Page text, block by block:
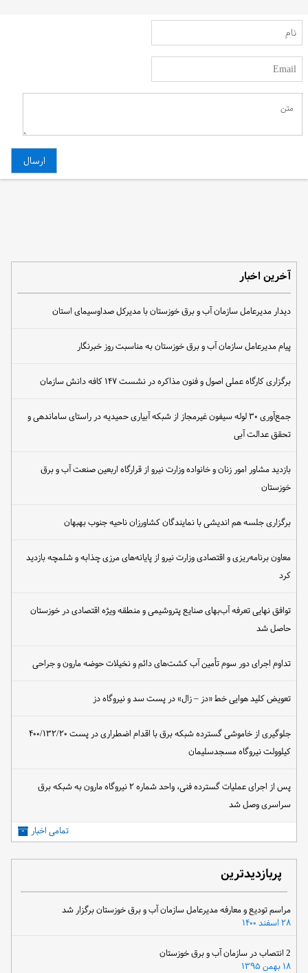
آخرین اخبار
دیدار مدیرعامل سازمان آب و برق خوزستان با مدیرکل صداوسیمای استان
پیام مدیرعامل سازمان آب و برق خوزستان به مناسبت روز خبرنگار
برگزاری کارگاه عملی اصول و فنون مذاکره در نشست ۱۴۷ کافه دانش سازمان
جمع‌آوری ۳۰ لوله سیفون غیرمجاز از شبکه آبیاری حمیدیه در راستای ساماندهی و
تحقق عدالت آبی
بازدید مشاور امور زنان و خانواده وزارت نیرو از قرارگاه اربعین صنعت آب و برق
خوزستان
برگزاری جلسه هم اندیشی با نمایندگان کشاورزان ناحیه جنوب بهبهان
معاون برنامه‌ریزی و اقتصادی وزارت نیرو از پایانه‌های مرزی چذابه و شلمچه بازدید
کرد
توافق نهایی تعرفه آب‌بهای صنایع پتروشیمی و منطقه ویژه اقتصادی در خوزستان
حاصل شد
تداوم اجرای دور سوم تأمین آب کشت‌های دائم و نخیلات حوضه مارون و جراحی
تعویض کلید هوایی خط «دز – زال» در پست سد و نیروگاه دز
جلوگیری از خاموشی گسترده شبکه برق با اقدام اضطراری در پست ۴۰۰/۱۳۲/۲۰
کیلوولت نیروگاه مسجدسلیمان
پس از اجرای عملیات گسترده فنی، واحد شماره ۲ نیروگاه مارون به شبکه برق
سراسری وصل شد
تمامی اخبار
پربازدیدترین
مراسم تودیع و معارفه مدیرعامل سازمان آب و برق خوزستان برگزار شد
۲۸ اسفند ۱۴۰۰
۱۸ بهمن ۱۳۹۵